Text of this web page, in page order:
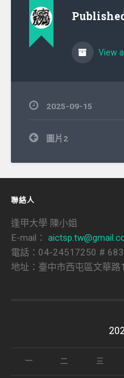
View
2025-09-15
文
章
覽
圖片2
聯絡人
逢甲大學 陳小姐
E-mail：
電話：04-24517250 #
地址：臺中市西屯區文華
一 二 三